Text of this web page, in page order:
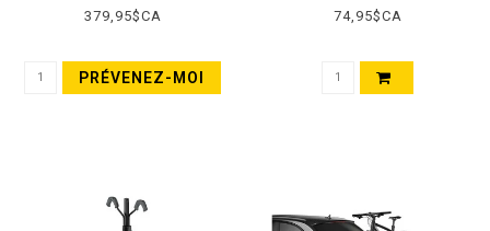
379,95$CA
PRÉVENEZ-MOI
74,95$CA